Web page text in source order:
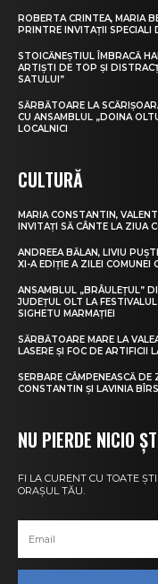
ROBERTA CRINTEA, MARIA
PRINTRE INVITAȚII SPECIALI
STOICĂNEȘTIUL ÎMBRACĂ
ARTIȘTI DE TOP ȘI
SATULUI”
SĂRBĂTOARE LA
CU ANSAMBLUL „DOINA
LOCALNICI
CULTURĂ
MARIA CONSTANTIN,
INVITAȚI SĂ CÂNTE LA ZIUA
ANDREEA BĂLAN, LIVIU
XI-A EDIȚIE A ZILEI COMUNEI
ANSAMBLUL „BRÂULEȚUL”
JUDEȚUL OLT LA
SIGHETU MARMAȚIEI
SĂRBĂTOARE MARE LA
LASERE ȘI FOC DE ARTIFICII
SERBARE CÂMPENEASCĂ
CONSTANTIN ȘI LAVINIA
NU PIERDE NICIO
FI LA CURENT CU TOATE
ORAȘUL TĂU.